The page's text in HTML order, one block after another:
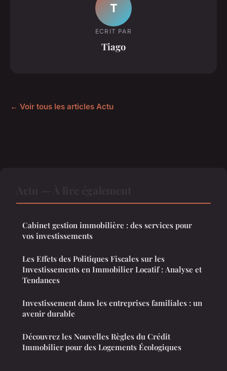
T
ECRIT PAR
Tiago
← Voir tous les articles Actu
Cabinet gestion immobilière : des services pour
vos investissements
Les Effets des Politiques Fiscales sur les
Investissements en Immobilier Locatif : Analyse et
Tendances
Investissement dans les entreprises familiales : un
avenir durable
Découvrez les Nouvelles Règles du Crédit
Immobilier pour des Logements Écologiques